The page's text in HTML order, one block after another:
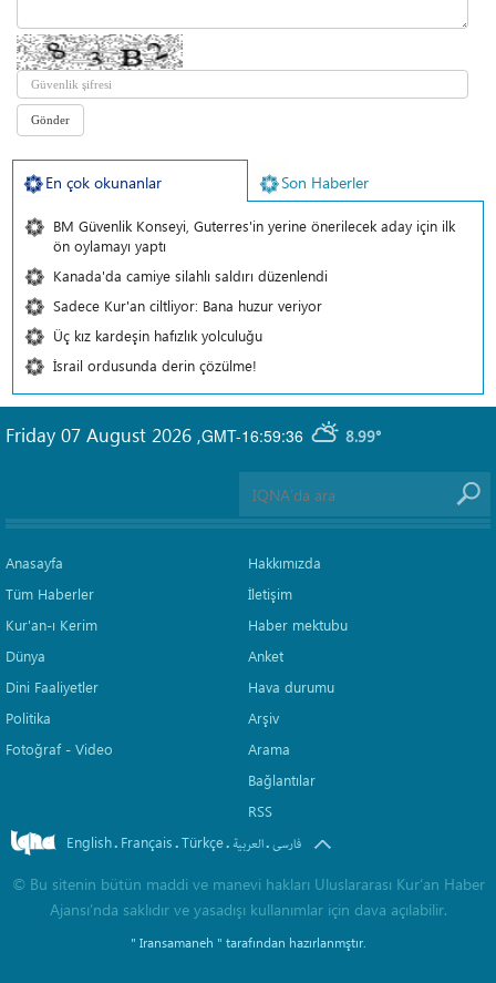
En çok okunanlar Son Haberler
BM Güvenlik Konseyi, Guterres'in yerine önerilecek aday için ilk
ön oylamayı yaptı
Kanada'da camiye silahlı saldırı düzenlendi
Sadece Kur'an ciltliyor: Bana huzur veriyor
Üç kız kardeşin hafızlık yolculuğu
İsrail ordusunda derin çözülme!
GMT-16:59:36 8.99°
Friday 07 August 2026 ,
Anasayfa
Tüm Haberler
Kur'an-ı Kerim
Dünya
Dini Faaliyetler
Politika
Fotoğraf - Video
Hakkımızda
İletişim
Haber mektubu
Anket
Hava durumu
Arşiv
Arama
Bağlantılar
RSS
English. Français.Türkçe. العربیة.فارسی
© Bu sitenin bütün maddi ve manevi hakları Uluslararası Kur’an Haber
Ajansı’nda saklıdır ve yasadışı kullanımlar için dava açılabilir.
" Iransamaneh " tarafından hazırlanmştır.